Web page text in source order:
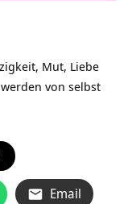
Mut, Liebe
von selbst
Email